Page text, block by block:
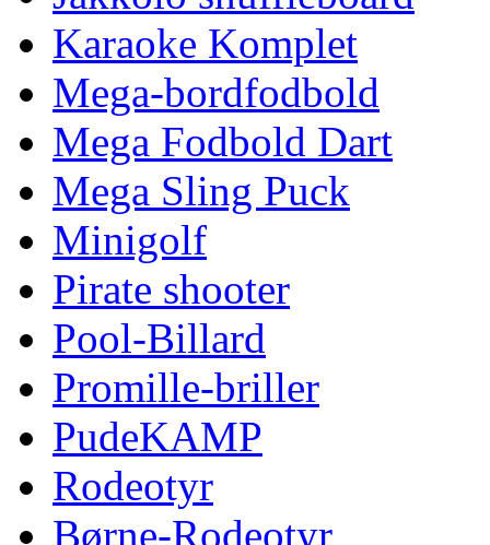
Karaoke Komplet
Mega-bordfodbold
Mega Fodbold Dart
Mega Sling Puck
Minigolf
Pirate shooter
Pool-Billard
Promille-briller
PudeKAMP
Rodeotyr
Børne-Rodeotyr